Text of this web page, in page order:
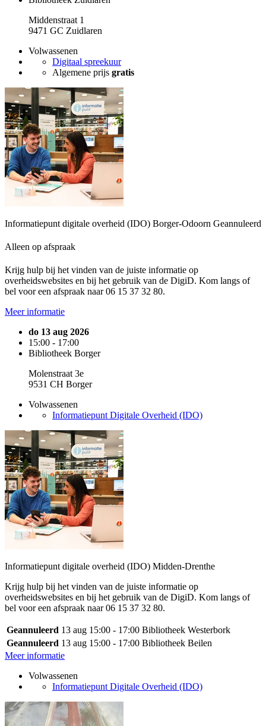
Middenstraat 1
9471 GC Zuidlaren
Volwassenen
Digitaal spreekuur
Algemene prijs gratis
Informatiepunt digitale overheid (IDO) Borger-Odoorn Geannuleerd
Alleen op afspraak
Krijg hulp bij het vinden van de juiste informatie op
overheidswebsites en bij het gebruik van de DigiD. Kom langs of
bel voor een afspraak naar 06 15 37 32 80.
Meer informatie
do 13 aug 2026
15:00 - 17:00
Bibliotheek Borger
Molenstraat 3e
9531 CH Borger
Volwassenen
Informatiepunt Digitale Overheid (IDO)
Informatiepunt digitale overheid (IDO) Midden-Drenthe
Krijg hulp bij het vinden van de juiste informatie op
overheidswebsites en bij het gebruik van de DigiD. Kom langs of
bel voor een afspraak naar 06 15 37 32 80.
Geannuleerd 13 aug 15:00 - 17:00 Bibliotheek Westerbork
Geannuleerd 13 aug 15:00 - 17:00 Bibliotheek Beilen
Meer informatie
Volwassenen
Informatiepunt Digitale Overheid (IDO)